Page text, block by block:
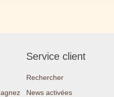
Service client
Rechercher
News activées